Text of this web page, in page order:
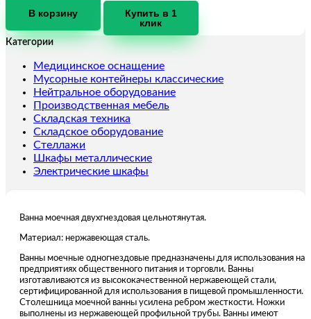
Ванна
двухгнездовая
рабочей
поверхностью
длина
1200
мм
В корзину
Купить в 1
клик
Категории
Медицинское оснащение
Мусорные контейнеры классические
Нейтральное оборудование
Производственная мебель
Складская техника
Складское оборудование
Стеллажи
Шкафы металлические
Электрические шкафы
Ванна моечная двухгнездовая цельнотянутая.
Материал: нержавеющая сталь.
Ванны моечные одногнездовые предназначены для использования на
предприятиях общественного питания и торговли. Ванны
изготавливаются из высококачественной нержавеющей стали,
сертифицированной для использования в пищевой промышленности.
Столешница моечной ванны усилена ребром жесткости. Ножки
выполнены из нержавеющей профильной трубы. Ванны имеют